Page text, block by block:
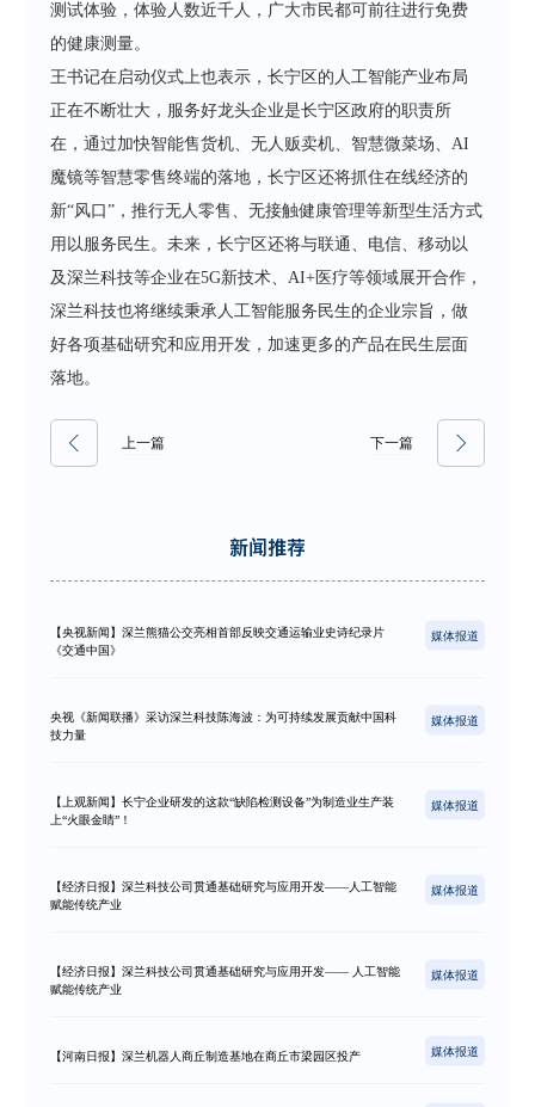
测试体验，体验人数近千人，广大市民都可前往进行免费
的健康测量。
王书记在启动仪式上也表示，长宁区的人工智能产业布局
正在不断壮大，服务好龙头企业是长宁区政府的职责所
在，通过加快智能售货机、无人贩卖机、智慧微菜场、AI
魔镜等智慧零售终端的落地，长宁区还将抓住在线经济的
新“风口”，推行无人零售、无接触健康管理等新型生活方式
用以服务民生。未来，长宁区还将与联通、电信、移动以
及深兰科技等企业在5G新技术、AI+医疗等领域展开合作，
深兰科技也将继续秉承人工智能服务民生的企业宗旨，做
好各项基础研究和应用开发，加速更多的产品在民生层面
落地。
上一篇 下一篇
新闻推荐
【央视新闻】深兰熊猫公交亮相首部反映交通运输业史诗纪录片
《交通中国》
媒体报道
央视《新闻联播》采访深兰科技陈海波：为可持续发展贡献中国科
技力量
媒体报道
【上观新闻】长宁企业研发的这款“缺陷检测设备”为制造业生产装
上“火眼金睛”！
媒体报道
【经济日报】深兰科技公司贯通基础研究与应用开发——人工智能
赋能传统产业
媒体报道
【经济日报】深兰科技公司贯通基础研究与应用开发—— 人工智能
赋能传统产业
媒体报道
【河南日报】深兰机器人商丘制造基地在商丘市梁园区投产 媒体报道